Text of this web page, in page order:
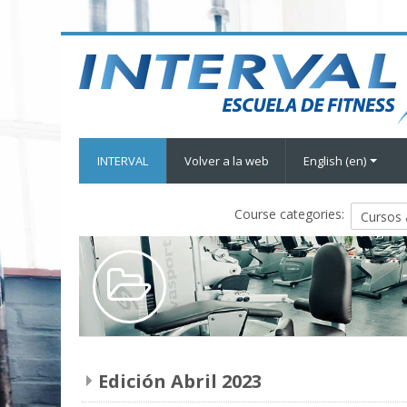
INTERVAL Volver a la web English ‎(en)‎
Course categories:
Edición Abril 2023